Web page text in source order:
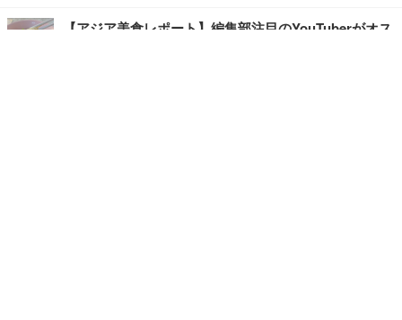
【アジア美食レポート】編集部注目のYouTuberがオス